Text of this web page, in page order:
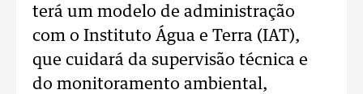
terá um modelo de administração
com o Instituto Água e Terra (IAT),
que cuidará da supervisão técnica e
do monitoramento ambiental,